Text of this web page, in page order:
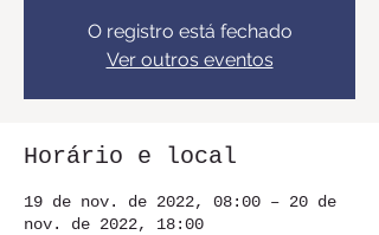
O registro está fechado
Ver outros eventos
Horário e local
19 de nov. de 2022, 08:00 – 20 de
nov. de 2022, 18:00